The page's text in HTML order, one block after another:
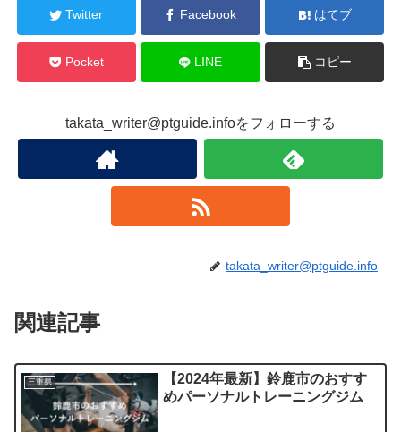
Twitter Facebook はてブ
Pocket LINE コピー
takata_writer@ptguide.infoをフォローする
takata_writer@ptguide.info
関連記事
三重県
【2024年最新】鈴鹿市のおすす
めパーソナルトレーニングジム